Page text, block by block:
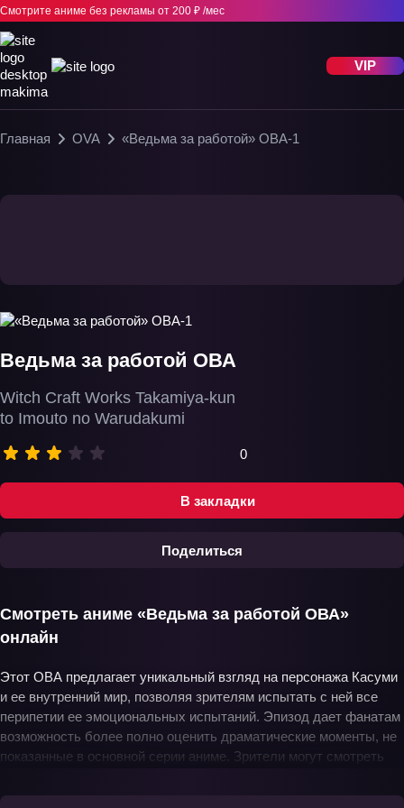
Смотрите аниме без рекламы от 200 ₽ /мес
VIP
Главная OVA «Ведьма за работой» ОВА-1
В закладки
Поделиться
Ведьма за работой ОВА
Witch Craft Works Takamiya-kun
to Imouto no Warudakumi
0
Смотреть аниме «Ведьма за работой ОВА»
онлайн
Этот ОВА предлагает уникальный взгляд на персонажа Касуми
и ее внутренний мир, позволяя зрителям испытать с ней все
перипетии ее эмоциональных испытаний. Эпизод дает фанатам
возможность более полно оценить драматические моменты, не
показанные в основной серии аниме. Зрители могут смотреть
хорошем качестве на русском языке, а также имеют